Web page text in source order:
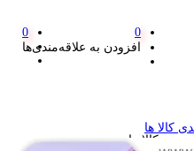
0
افزودن به علاقه‌مندی‌ها
0
کالا ها
بندی کالا ها